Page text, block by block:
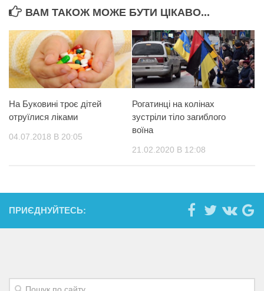
ВАМ ТАКОЖ МОЖЕ БУТИ ЦІКАВО...
На Буковині троє дітей
отруїлися ліками
04.07.2018 В 20:05
Рогатинці на колінах
зустріли тіло загиблого
воїна
21.02.2020 В 12:08
ПРИЄДНУЙТЕСЬ: